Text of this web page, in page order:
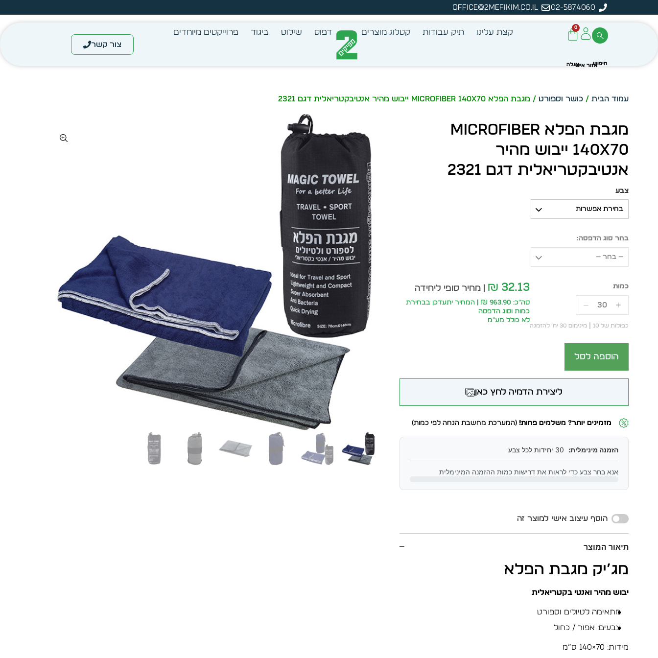
02-5874060
office@2mefikim.co.il
מיידית מתוך מלאי קיים
עצב בעצמך - הכן הדמייה לכל פריט בקלות מחיר מיידי- מותאם לפי כמות
0
קצת עלינו תיק עבודות קטלוג מוצרים דפוס שילוט ביגוד פרוייקטים מיוחדים
צור קשר
עמוד הבית /כושר וספורט / מגבת הפלא MicroFiber 140X70 ייבוש מהיר אנטיבקטריאלית דגם 2321
מגבת הפלא MicroFiber
140X70 ייבוש מהיר
אנטיבקטריאלית דגם 2321
צבע
בחירת אפשרות
בחר סוג הדפסה:
— בחר —
כפולות של 10 מינימום 30 יח׳ להזמנה
₪ 32.13 | מחיר סופי ליחידה
סה״כ: 963.90 ₪ | המחיר יתעדכן בבחירת
כמות וסוג הדפסה
לא כולל מע״מ
הוספה לסל
ליצירת הדמיה לחץ כאן
מזמינים יותר? משלמים פחות! (המערכת מחשבת הנחה לפי כמות)
הזמנה מינימלית:
אנא בחר צבע כדי לראות את דרישות כמות ההזמנה המינימלית
הוסף עיצוב אישי למוצר זה
תיאור המוצר
מג’יק מגבת הפלא
יבוש מהיר ואנטי בקטריאלית
מתאימה לטיולים וספורט
צבעים: אפור / כחול
מידות: 70×140 ס”מ